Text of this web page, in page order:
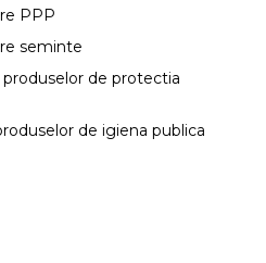
PPP
seminte
produselor de protectia
de igiena publica